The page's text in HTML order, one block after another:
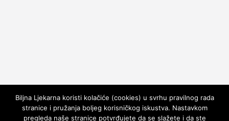
Biljna Ljekarna koristi kolačiće (cookies) u svrhu pravilnog rada
stranice i pružanja boljeg korisničkog iskustva. Nastavkom
pregleda naše stranice potvrđujete da se slažete i da ste